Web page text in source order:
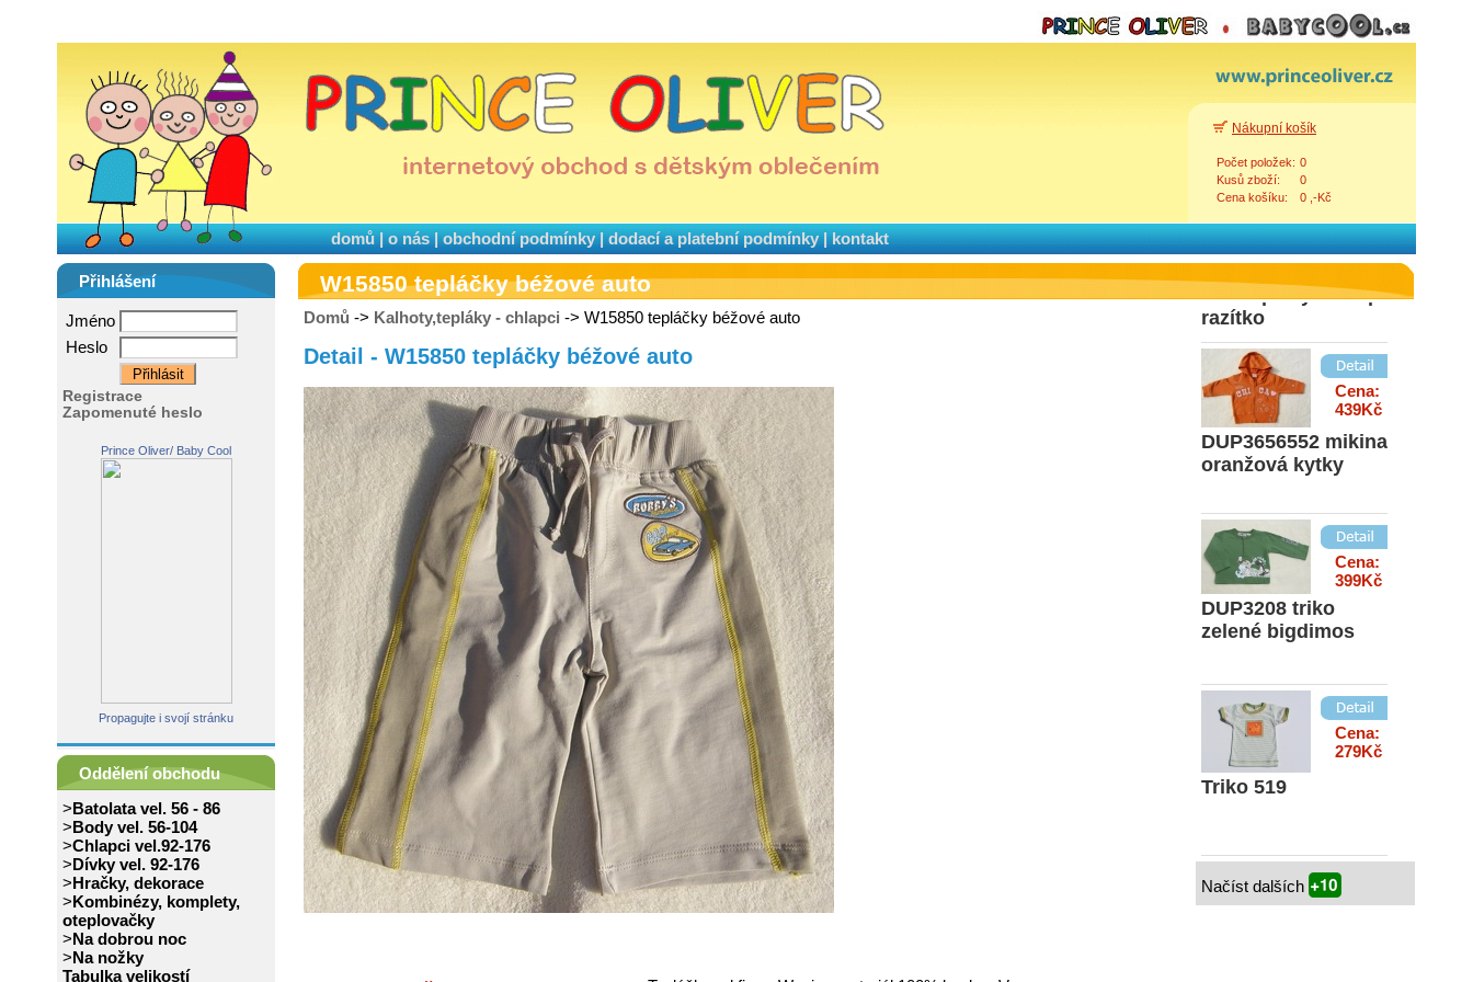
domů|o nás|obchodní podmínky|dodací a platební podmínky|kontakt
Nákupní košík
Počet položek: 0
Kusů zboží:
0
Cena košíku:
0 ,-Kč
Přihlášení
Jméno
Heslo
Registrace
Zapomenuté heslo
Prince Oliver/ Baby Cool
Propagujte i svojí stránku
Oddělení obchodu
>Batolata vel. 56 - 86
>Body vel. 56-104
>Chlapci vel.92-176
>Dívky vel. 92-176
>Hračky, dekorace
>Kombinézy, komplety,
oteplovačky
>Na dobrou noc
>Na nožky
Tabulka velikostí
W15850 tepláčky béžové auto
Domů -> Kalhoty,tepláky - chlapci -> W15850 tepláčky béžové auto
Detail - W15850 tepláčky béžové auto
889N- Netekoucí
kelímek
Cena:
68Kč
333 Tepláky scamp
razítko
Cena:
279Kč
DUP3656552 mikina
oranžová kytky
Cena:
439Kč
DUP3208 triko
zelené bigdimos
Cena:
399Kč
Triko 519
Cena:
279Kč
Načíst dalších